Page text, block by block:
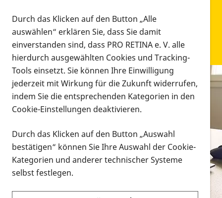
Infomaterial
Infomaterial
Vorlesen
Alle Infomaterialien in verschiedenen
Formaten an einem Ort
Sie möchten wissen, wie Sie nach Infonmaterial
Durch das Klicken auf den Button „Alle
auswählen“ erklären Sie, dass Sie damit
einverstanden sind, dass PRO RETINA e. V. alle
hierdurch ausgewählten Cookies und Tracking-
Tools einsetzt. Sie können Ihre Einwilligung
jederzeit mit Wirkung für die Zukunft widerrufen,
indem Sie die entsprechenden Kategorien in den
Cookie-Einstellungen deaktivieren.
Durch das Klicken auf den Button „Auswahl
bestätigen“ können Sie Ihre Auswahl der Cookie-
Kategorien und anderer technischer Systeme
selbst festlegen.